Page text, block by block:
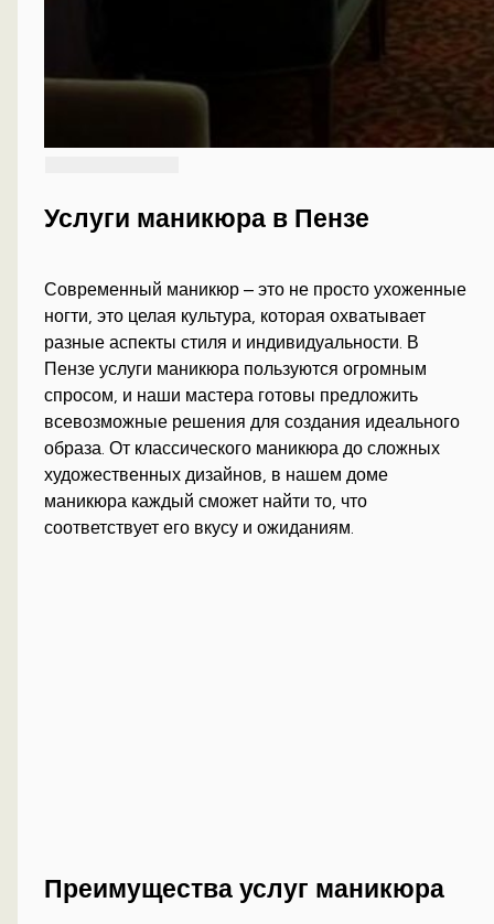
Услуги маникюра в Пензе
Современный маникюр – это не просто ухоженные
ногти, это целая культура, которая охватывает
разные аспекты стиля и индивидуальности. В
Пензе услуги маникюра пользуются огромным
спросом, и наши мастера готовы предложить
всевозможные решения для создания идеального
образа. От классического маникюра до сложных
художественных дизайнов, в нашем доме
маникюра каждый сможет найти то, что
соответствует его вкусу и ожиданиям.
Преимущества услуг маникюра